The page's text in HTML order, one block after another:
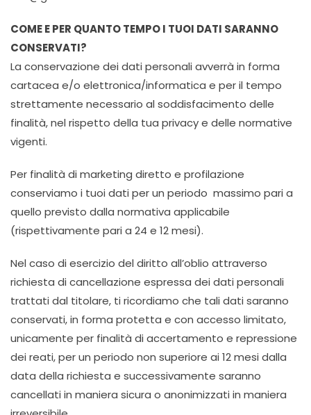
COME E PER QUANTO TEMPO I TUOI DATI SARANNO
CONSERVATI?
La conservazione dei dati personali avverrà in forma
cartacea e/o elettronica/informatica e per il tempo
strettamente necessario al soddisfacimento delle
finalità, nel rispetto della tua privacy e delle normative
vigenti.
Per finalità di marketing diretto e profilazione
conserviamo i tuoi dati per un periodo massimo pari a
quello previsto dalla normativa applicabile
(rispettivamente pari a 24 e 12 mesi).
Nel caso di esercizio del diritto all’oblio attraverso
richiesta di cancellazione espressa dei dati personali
trattati dal titolare, ti ricordiamo che tali dati saranno
conservati, in forma protetta e con accesso limitato,
unicamente per finalità di accertamento e repressione
dei reati, per un periodo non superiore ai 12 mesi dalla
data della richiesta e successivamente saranno
cancellati in maniera sicura o anonimizzati in maniera